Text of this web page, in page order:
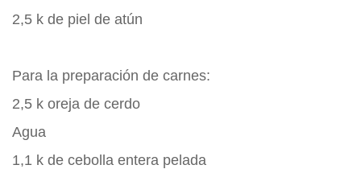
2,5 k de piel de atún
Para la preparación de carnes:
2,5 k oreja de cerdo
Agua
1,1 k de cebolla entera pelada